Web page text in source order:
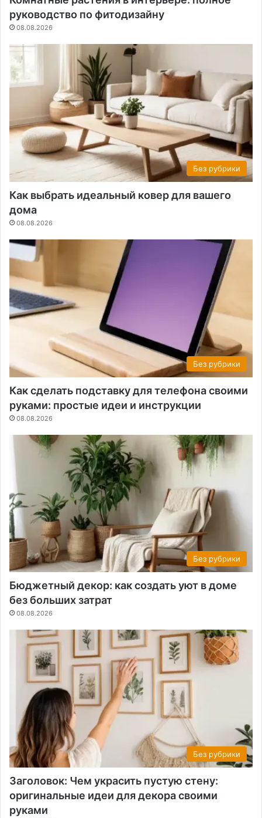
руководство по фитодизайну
08.08.2026
Без рубрики
Как выбрать идеальный ковер для вашего
дома
08.08.2026
Без рубрики
Как сделать подставку для телефона своими
руками: простые идеи и инструкции
08.08.2026
Без рубрики
Бюджетный декор: как создать уют в доме
без больших затрат
08.08.2026
Без рубрики
Заголовок: Чем украсить пустую стену:
оригинальные идеи для декора своими
руками